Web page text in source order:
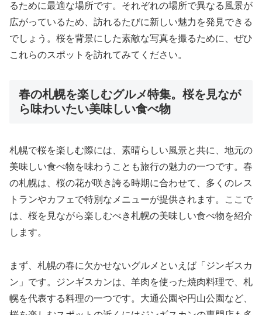
るために最適な場所です。それぞれの場所で異なる風景が
広がっているため、訪れるたびに新しい魅力を発見できる
でしょう。桜を背景にした素敵な写真を撮るために、ぜひ
これらのスポットを訪れてみてください。
春の札幌を楽しむグルメ特集。桜を見なが
ら味わいたい美味しい食べ物
札幌で桜を楽しむ際には、素晴らしい風景と共に、地元の
美味しい食べ物を味わうことも旅行の魅力の一つです。春
の札幌は、桜の花が咲き誇る時期に合わせて、多くのレス
トランやカフェで特別なメニューが提供されます。ここで
は、桜を見ながら楽しむべき札幌の美味しい食べ物を紹介
します。
まず、札幌の春に欠かせないグルメといえば「ジンギスカ
ン」です。ジンギスカンは、羊肉を使った焼肉料理で、札
幌を代表する料理の一つです。大通公園や円山公園など、